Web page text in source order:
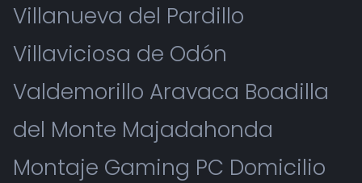
Villanueva del Pardillo
Villaviciosa de Odón
Valdemorillo Aravaca Boadilla
del Monte Majadahonda
Montaje Gaming PC Domicilio